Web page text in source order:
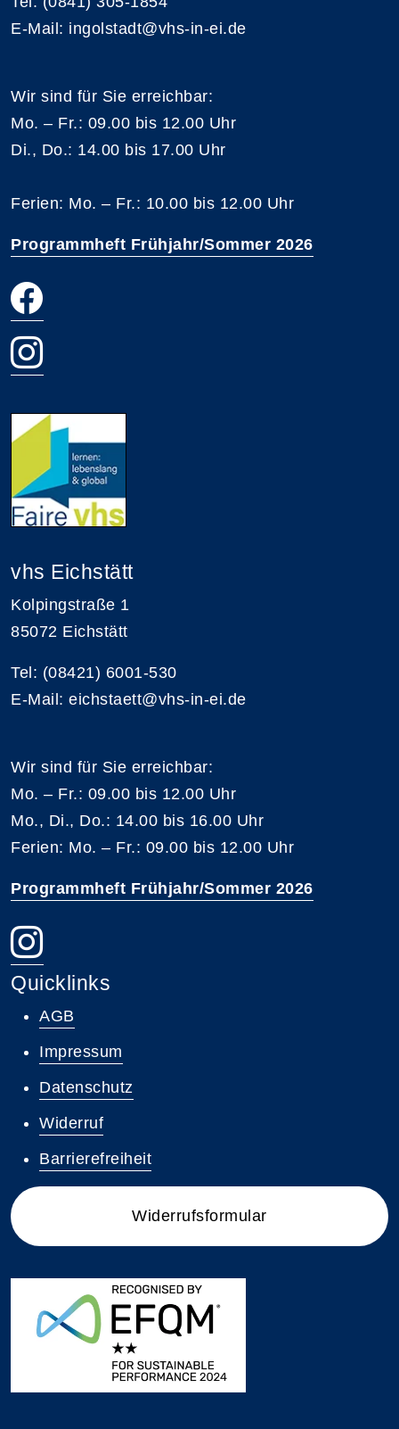
E-Mail: ingolstadt@vhs-in-ei.de
Wir sind für Sie erreichbar:
Mo. – Fr.: 09.00 bis 12.00 Uhr
Di., Do.: 14.00 bis 17.00 Uhr
Ferien: Mo. – Fr.: 10.00 bis 12.00 Uhr
Programmheft Frühjahr/Sommer 2026
vhs Eichstätt
Kolpingstraße 1
85072 Eichstätt
Tel: (08421) 6001-530
E-Mail: eichstaett@vhs-in-ei.de
Wir sind für Sie erreichbar:
Mo. – Fr.: 09.00 bis 12.00 Uhr
Mo., Di., Do.: 14.00 bis 16.00 Uhr
Ferien: Mo. – Fr.: 09.00 bis 12.00 Uhr
Programmheft Frühjahr/Sommer 2026
Quicklinks
AGB
Impressum
Datenschutz
Widerruf
Barrierefreiheit
Widerrufsformular